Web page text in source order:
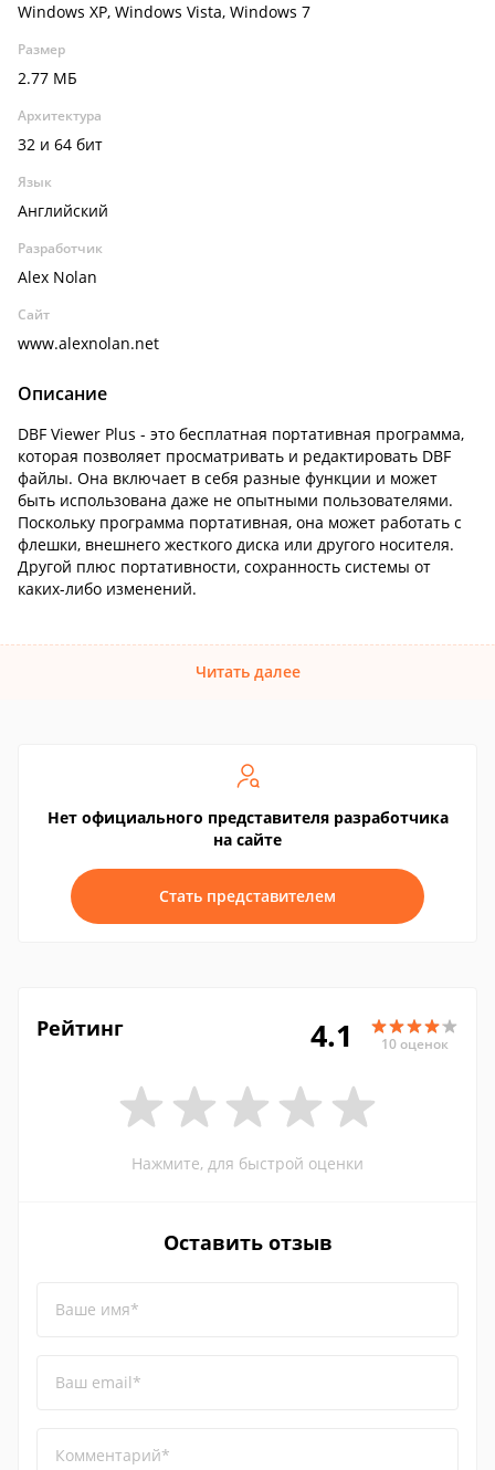
Windows XP, Windows Vista, Windows 7
Размер
2.77 МБ
Архитектура
32 и 64 бит
Язык
Английский
Разработчик
Alex Nolan
Сайт
www.alexnolan.net
Описание
DBF Viewer Plus - это бесплатная портативная программа,
которая позволяет просматривать и редактировать DBF
файлы. Она включает в себя разные функции и может
быть использована даже не опытными пользователями.
Поскольку программа портативная, она может работать с
флешки, внешнего жесткого диска или другого носителя.
Другой плюс портативности, сохранность системы от
каких-либо изменений.
Читать далее
Нет официального представителя разработчика
на сайте
Стать представителем
Рейтинг 4.1 10 оценок
Нажмите, для быстрой оценки
Оставить отзыв
Ваше имя*
Ваш email*
Комментарий*